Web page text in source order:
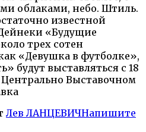
облаками, небо. Штиль.
известной
«Будущие
трех сотен
«Девушка в футболке»,
будут выставляться с 18
Выставочном
Лев ЛАНЦЕВИЧНапишите